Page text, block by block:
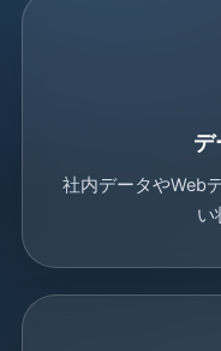
デ
社内データやWeb
い